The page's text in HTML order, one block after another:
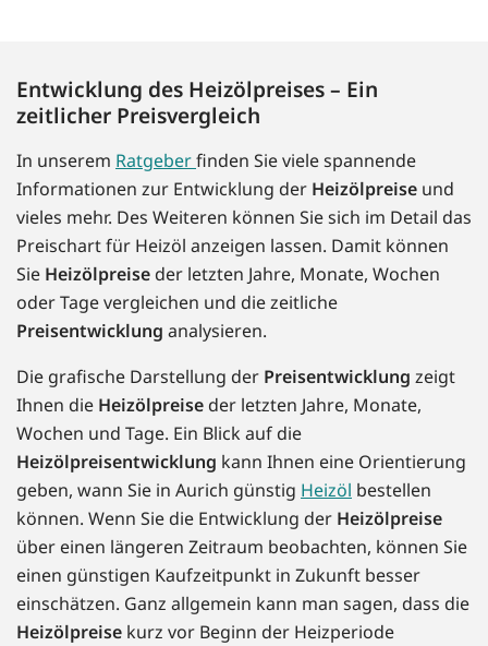
Entwicklung des Heizölpreises – Ein
zeitlicher Preisvergleich
In unserem Ratgeberfinden Sie viele spannende
Informationen zur Entwicklung der Heizölpreise und
vieles mehr. Des Weiteren können Sie sich im Detail das
Preischart für Heizöl anzeigen lassen. Damit können
Sie Heizölpreise der letzten Jahre, Monate, Wochen
oder Tage vergleichen und die zeitliche
Preisentwicklung analysieren.
Die grafische Darstellung der Preisentwicklung zeigt
Ihnen die Heizölpreise der letzten Jahre, Monate,
Wochen und Tage. Ein Blick auf die
Heizölpreisentwicklung kann Ihnen eine Orientierung
geben, wann Sie in Aurich günstig Heizöl bestellen
können. Wenn Sie die Entwicklung der Heizölpreise
über einen längeren Zeitraum beobachten, können Sie
einen günstigen Kaufzeitpunkt in Zukunft besser
einschätzen. Ganz allgemein kann man sagen, dass die
Heizölpreise kurz vor Beginn der Heizperiode